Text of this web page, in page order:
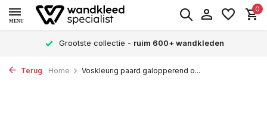
MENU
0
Grootste collectie - ruim 600+ wandkleden
Terug Home Voskleurig paard galopperend o...